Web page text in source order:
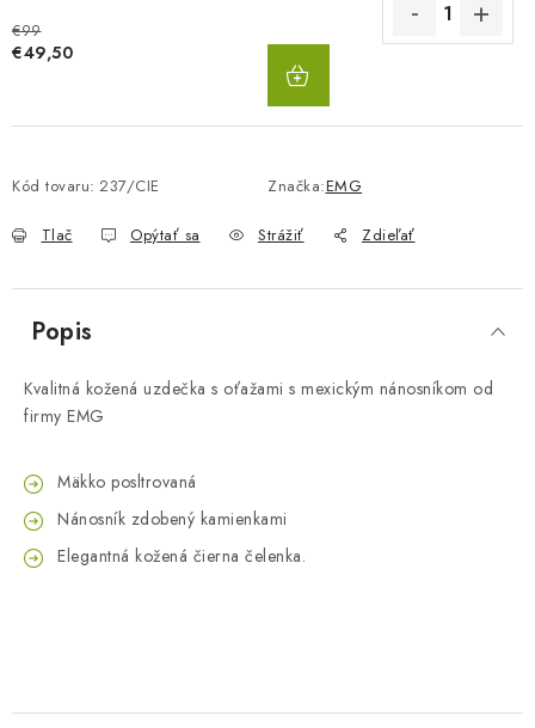
€99
€49,50
Kód tovaru: 237/CIE Značka:EMG
Tlač Opýtať sa Strážiť Zdieľať
Popis
Kvalitná kožená uzdečka s oťažami s mexickým nánosníkom od
firmy EMG
Mäkko posltrovaná
Nánosník zdobený kamienkami
Elegantná kožená čierna čelenka.